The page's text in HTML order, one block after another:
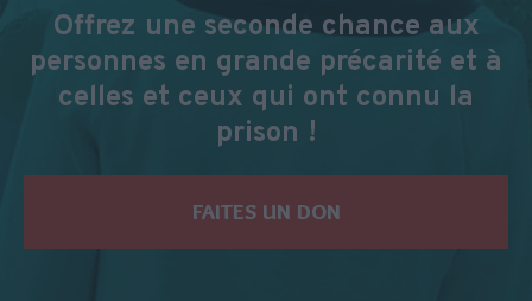
Offrez une seconde chance aux
personnes en grande précarité et à
celles et ceux qui ont connu la
prison !
FAITES UN DON